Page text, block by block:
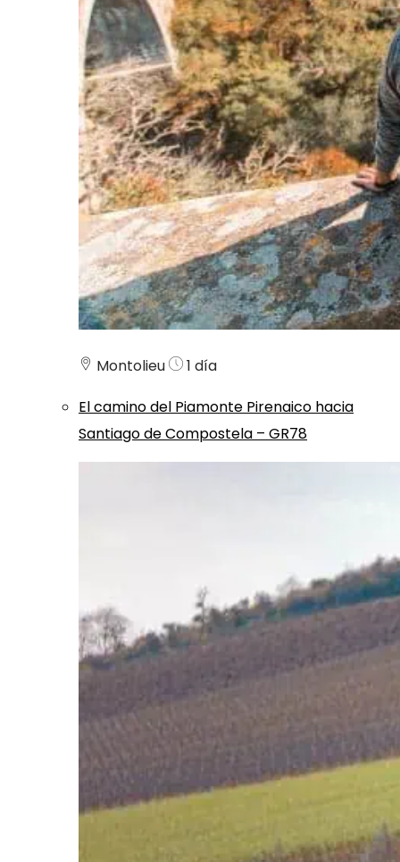
Montolieu
1 día
El camino del Piamonte Pirenaico hacia
Santiago de Compostela – GR78